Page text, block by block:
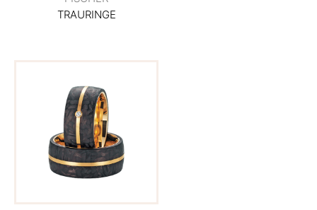
TRAURINGE